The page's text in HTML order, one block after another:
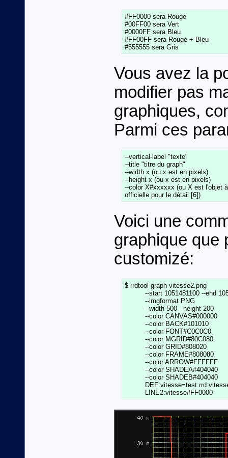
#FF0000 sera Rouge
#00FF00 sera Vert
#0000FF sera Bleu
#FF00FF sera Rouge + Bleu
Vous avez la
modifier pas
graphiques,
Parmi ces
--vertical-label "texte"
--title "titre du graph"
--width x (ou x est en pixels)
--height x (ou x est en pixels)
--color X#xxxxxx (ou X est l'objet
Voici une
graphique que
customizé:
$ rrdtool graph vitesse2.png
--start 1051481100 --end
--imgformat PNG
          --color CANVAS#000000				  \